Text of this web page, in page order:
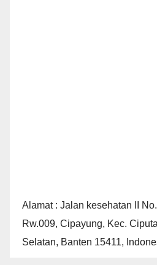
Alamat : Jalan kesehatan II
Rw.009, Cipayung, Kec.
Selatan, Banten 15411,